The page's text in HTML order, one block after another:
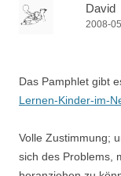
David
2008-
Das Pamphlet gibt
Lernen-Kinder-im-
Volle Zustimmung;
sich des Problems,